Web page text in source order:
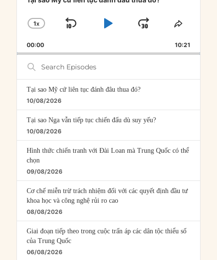
CHANGE
RATE
1X
SKIP
PLAYJUMP
FORWARD
SHARE
00:00 10:21
Search
Episodes
Tại sao Mỹ cứ liên tục đánh đâu thua đó?
10/08/2026
Tại sao Nga vẫn tiếp tục chiến đấu dù suy yếu?
10/08/2026
Hình thức chiến tranh với Đài Loan mà Trung Quốc có thể
chọn
09/08/2026
Cơ chế miễn trừ trách nhiệm đối với các quyết định đầu tư
khoa học và công nghệ rủi ro cao
08/08/2026
Giai đoạn tiếp theo trong cuộc trấn áp các dân tộc thiểu số
của Trung Quốc
06/08/2026